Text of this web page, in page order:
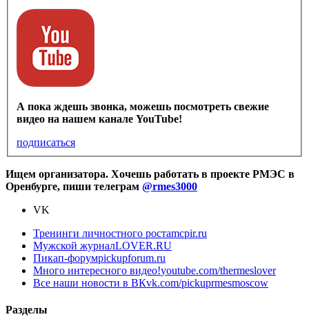
А пока ждешь звонка, можешь посмотреть свежие
видео на нашем канале YouTube!
подписаться
Ищем организатора. Хочешь работать в проекте РМЭС в
Оренбурге, пиши телеграм @rmes3000
VK
Тренинги личностного ростаmcpir.ru
Мужской журналLOVER.RU
Пикап-форумpickupforum.ru
Много интересного видео!youtube.com/thermeslover
Все наши новости в ВКvk.com/pickuprmesmoscow
Разделы